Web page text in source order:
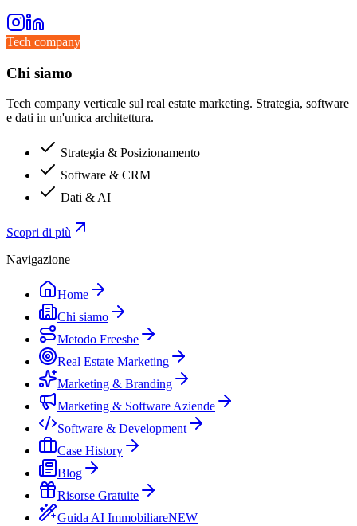
Tech company
Chi siamo
Tech company verticale sul real estate marketing. Strategia, software
e dati in un'unica architettura.
Strategia & Posizionamento
Software & CRM
Dati & AI
Scopri di più
Navigazione
Home
Chi siamo
Metodo Freesbe
Real Estate Marketing
Marketing & Branding
Marketing & Software Aziende
Software & Development
Case History
Blog
Risorse Gratuite
Guida AI ImmobiliareNEW